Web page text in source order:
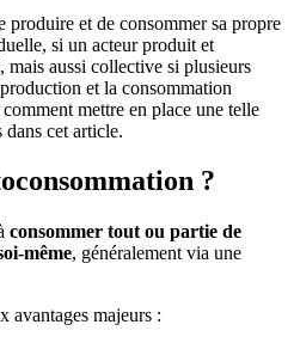
produire et de consommer sa propre
si un acteur produit et
mais aussi collective si plusieurs
et la consommation
mettre en place une telle
dans cet article.
?
consommer tout ou partie de
même, généralement via une
avantages majeurs :